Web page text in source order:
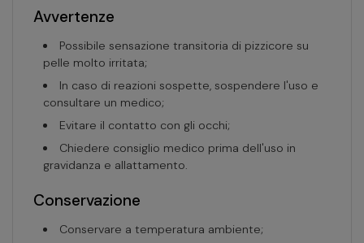
Avvertenze
Possibile sensazione transitoria di pizzicore su
pelle molto irritata;
In caso di reazioni sospette, sospendere l'uso e
consultare un medico;
Evitare il contatto con gli occhi;
Chiedere consiglio medico prima dell'uso in
gravidanza e allattamento.
Conservazione
Conservare a temperatura ambiente;